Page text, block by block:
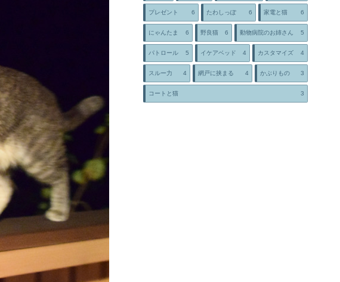
プレゼント 6 たわしっぽ 6 家電と猫 6
にゃんたま 6 野良猫 6 動物病院のお姉さん 5
パトロール 5 イケアベッド 4 カスタマイズ 4
スルー力 4 網戸に挟まる 4 かぶりもの 3
コートと猫 3